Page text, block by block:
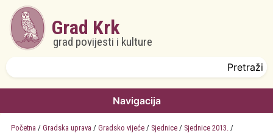
Skoči na glavni sadržaj
Grad Krk
grad povijesti i kulture
Navigacija
Početna / Gradska uprava / Gradsko vijeće / Sjednice / Sjednice 2013. /